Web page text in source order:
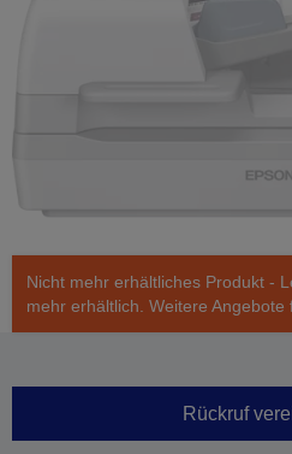
Nicht mehr erhältliches Produkt -
mehr erhältlich. Weitere Angebote
Rückruf